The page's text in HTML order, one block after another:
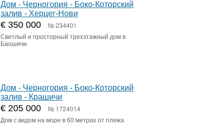
Дом - Черногория - Боко-Которский
залив - Херцег-Нови
€ 350 000 № 234401
Светлый и просторный трехэтажный дом в
Баошичи
Дом - Черногория - Боко-Которский
залив - Крашичи
€ 205 000 № 1724014
Дом с видом на море в 60 метрах от пляжа.